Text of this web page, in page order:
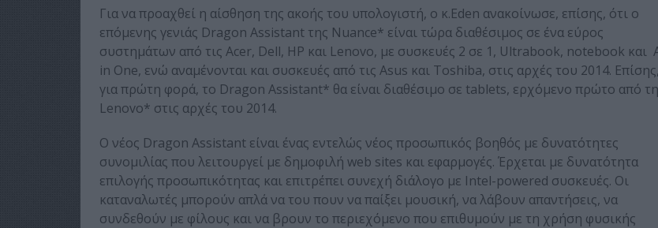
Για να προαχθεί η αίσθηση της ακοής του υπολογιστή, ο κ.Eden ανακοίνωσε, επίσης, ότι ο
επόμενης γενιάς Dragon Assistant της Nuance* είναι τώρα διαθέσιμος σε ένα εύρος
συστημάτων από τις Acer, Dell, HP και Lenovo, με συσκευές 2 σε 1, Ultrabook, notebook και
in One, ενώ αναμένονται και συσκευές από τις Asus και Toshiba, στις αρχές του 2014. Επίσης,
για πρώτη φορά, το Dragon Assistant* θα είναι διαθέσιμο σε tablets, ερχόμενο πρώτο από τη
Lenovo* στις αρχές του 2014.
Ο νέος Dragon Assistant είναι ένας εντελώς νέος προσωπικός βοηθός με δυνατότητες
συνομιλίας που λειτουργεί με δημοφιλή web sites και εφαρμογές. Έρχεται με δυνατότητα
επιλογής προσωπικότητας και επιτρέπει συνεχή διάλογο με Intel-powered συσκευές. Οι
καταναλωτές μπορούν απλά να του πουν να παίξει μουσική, να λάβουν απαντήσεις, να
συνδεθούν με φίλους και να βρουν το περιεχόμενο που επιθυμούν με τη χρήση φυσικής